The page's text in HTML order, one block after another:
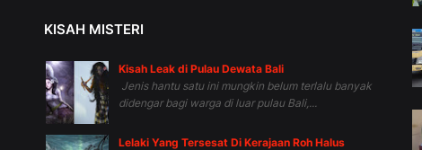
KISAH MISTERI
Kisah Leak di Pulau Dewata Bali
Jenis hantu satu ini mungkin belum terlalu banyak
didengar bagi warga di luar pulau Bali,...
Lelaki Yang Tersesat Di Kerajaan Roh Halus